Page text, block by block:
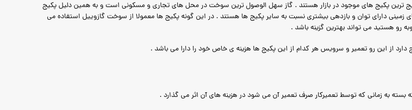
ترین پکیج های موجود در بازار هستند . گاز سهل الوصول ترین سوخت در محل های تجاری و مسکونی است و به همین دلیل پکیج
زمینی دارای توان و بازدهی بیشتری نسبت به سایر پکیج ها هستند . در این گونه پکیج ها معمولا از سوخت گازوییل استفاده می
رو هستید می تواند بهترین گزینه باشد .
از این رو تعمیر و سرویس هر کدام از این پکیج ها هزینه ی خاص خود را دارا می باشد .
به زمانی که توسط تعمیرکار صرف تعمیر آن می شود در هزینه های آن اثر می گذارد .